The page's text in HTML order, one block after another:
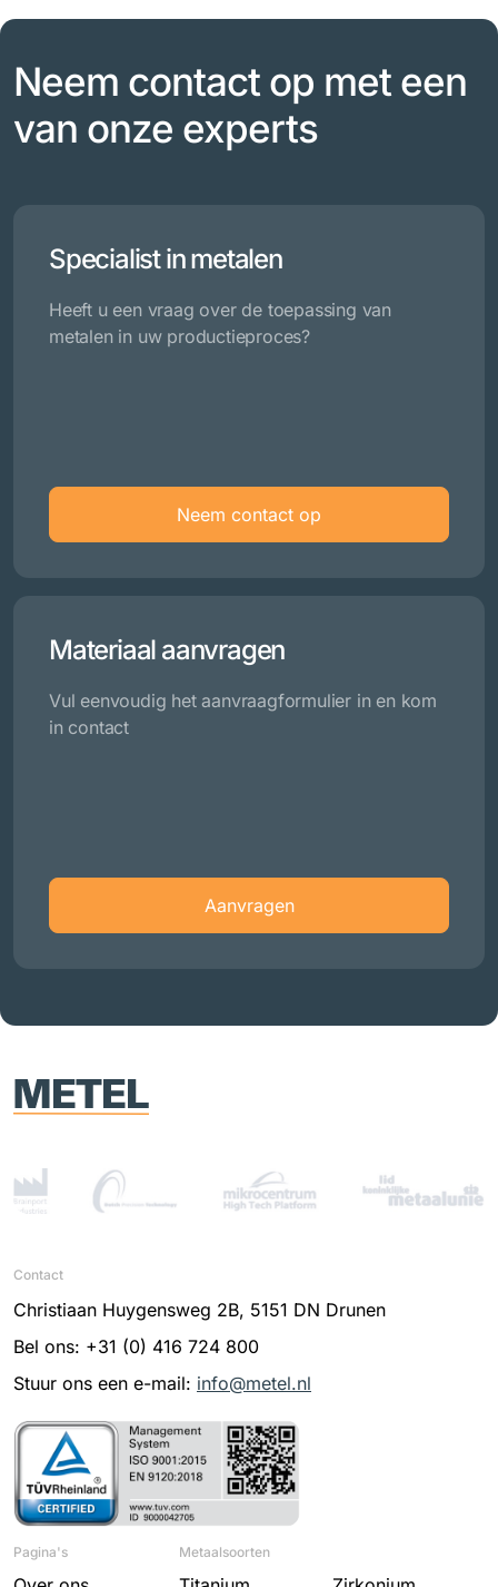
Neem contact op met een
van onze experts
Specialist in metalen
Heeft u een vraag over de toepassing van
metalen in uw productieproces?
Neem contact op
Materiaal aanvragen
Vul eenvoudig het aanvraagformulier in en kom
in contact
Aanvragen
Contact
Christiaan Huygensweg 2B, 5151 DN Drunen
Bel ons: +31 (0) 416 724 800
Stuur ons een e-mail: info@metel.nl
Pagina's Metaalsoorten